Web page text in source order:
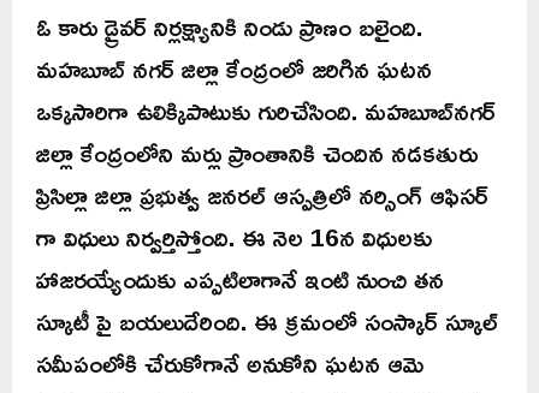
ఓ కారు డ్రైవర్ నిర్లక్ష్యానికి నిండు ప్రాణం బలైంది.
మహబూబ్ నగర్ జిల్లా కేంద్రంలో జరిగిన ఘటన
ఒక్కసారిగా ఉలిక్కిపాటుకు గురిచేసింది. మహబూబ్‌నగర్
జిల్లా కేంద్రంలోని మర్లు ప్రాంతానికి చెందిన నడకతురు
ప్రిసిల్లా జిల్లా ప్రభుత్వ జనరల్ ఆస్పత్రిలో నర్సింగ్ ఆఫిసర్
గా విధులు నిర్వర్తిస్తోంది. ఈ నెల 16న విధులకు
హాజరయ్యేందుకు ఎప్పటిలాగానే ఇంటి నుంచి తన
స్కూటీ పై బయలుదేరింది. ఈ క్రమంలో సంస్కార్ స్కూల్
సమీపంలోకి చేరుకోగానే అనుకోని ఘటన ఆమె